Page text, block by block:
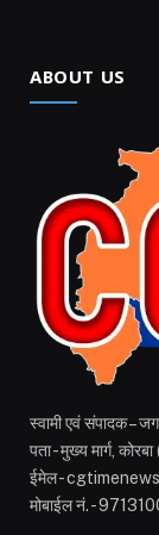
ABOUT US
स्वामी एवं संपादक –
पता - मुख्य मार्ग,
ईमेल -
मोबाईल नं. -